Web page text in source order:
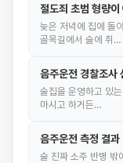
절도죄 초범 형량
늦은 저녁에 집에 돌
골목길에서 술에 취…
음주운전 경찰조사
술집을 운영하고 있
마시고 하거든…
음주운전 측정 결
술 진짜 소주 반병 밖